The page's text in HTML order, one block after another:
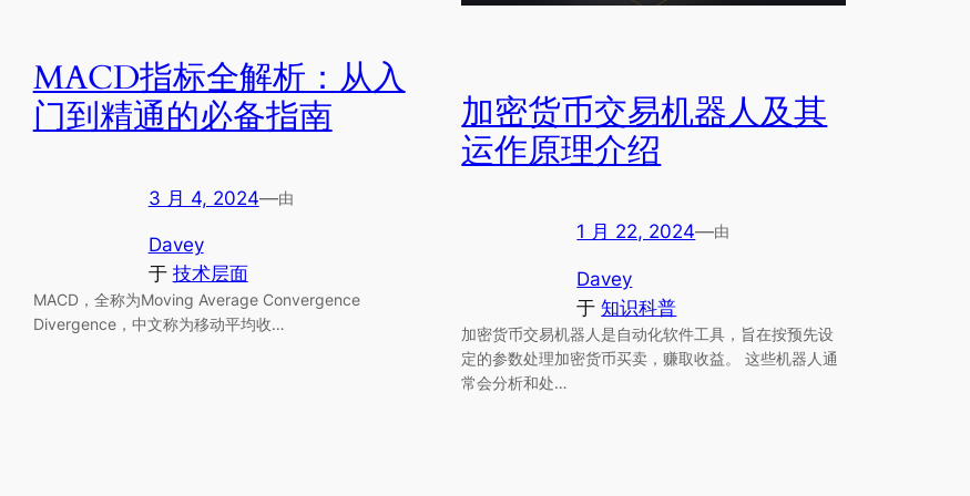
MACD指标全解析：从入
门到精通的必备指南
3 月 4, 2024—由
Davey
于 技术层面
MACD，全称为Moving Average Convergence
Divergence，中文称为移动平均收…
加密货币交易机器人及其
运作原理介绍
1 月 22, 2024—由
Davey
于知识科普
加密货币交易机器人是自动化软件工具，旨在按预先设
定的参数处理加密货币买卖，赚取收益。 这些机器人通
常会分析和处…